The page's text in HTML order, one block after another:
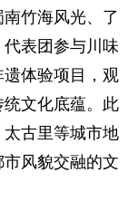
竹海风光、了
表团参与川味
体验项目，观
文化底蕴。此
古里等城市地
风貌交融的文